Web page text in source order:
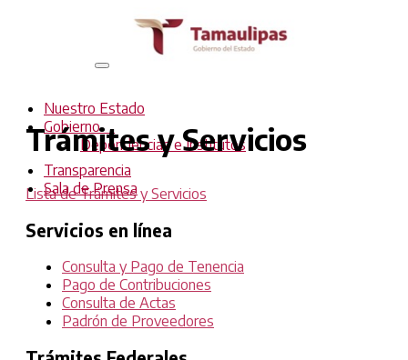
Interruptor
Navegación
Nuestro Estado
Gobierno
Dependencias e Institutos
Transparencia
Sala de Prensa
Trámites y Servicios
Lista de Trámites y Servicios
Servicios en línea
Consulta y Pago de Tenencia
Pago de Contribuciones
Consulta de Actas
Padrón de Proveedores